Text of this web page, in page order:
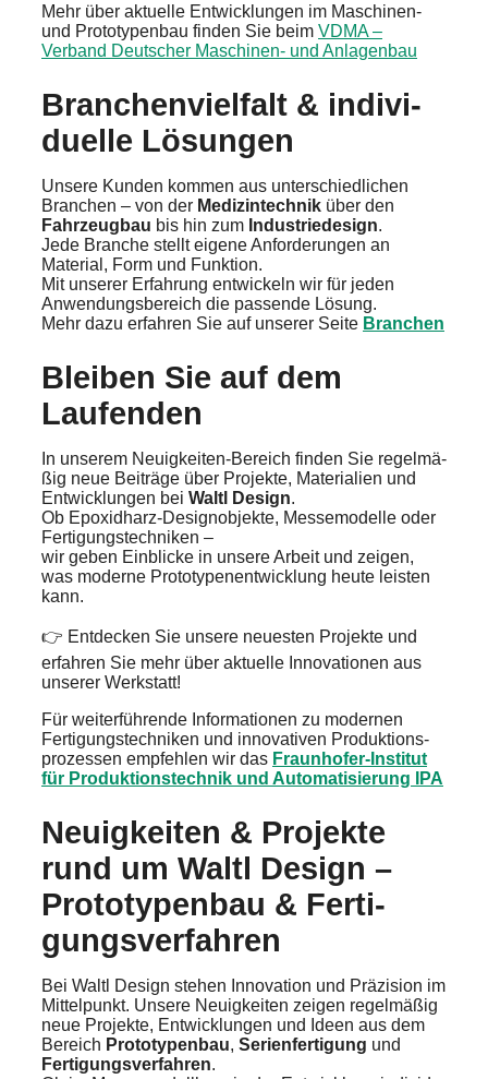
Mehr über aktuel­le Entwick­lun­gen im Maschi­nen-
und Proto­ty­pen­bau finden Sie beim VDMA –
Verband Deutscher Maschi­nen- und Anlagen­bau
Branchen­viel­falt & indivi­
du­el­le Lösun­gen
Unsere Kunden kommen aus unter­schied­li­chen
Branchen – von der Medizin­tech­nik über den
Fahrzeug­bau bis hin zum Indus­trie­de­sign.
Jede Branche stellt eigene Anfor­de­run­gen an
Materi­al, Form und Funkti­on.
Mit unserer Erfah­rung entwi­ckeln wir für jeden
Anwen­dungs­be­reich die passen­de Lösung.
Mehr dazu erfah­ren Sie auf unserer Seite Branchen
Bleiben Sie auf dem
Laufen­den
In unserem Neuig­kei­ten-Bereich finden Sie regel­mä­
ßig neue Beiträ­ge über Projek­te, Materia­li­en und
Entwick­lun­gen bei Waltl Design.
Ob Epoxid­harz-Design­ob­jek­te, Messe­mo­del­le oder
Ferti­gungs­tech­ni­ken –
wir geben Einbli­cke in unsere Arbeit und zeigen,
was moderne Proto­ty­pen­ent­wick­lung heute leisten
kann.
👉 Entde­cken Sie unsere neues­ten Projek­te und
erfah­ren Sie mehr über aktuel­le Innova­tio­nen aus
unserer Werkstatt!
Für weiter­füh­ren­de Infor­ma­tio­nen zu moder­nen
Ferti­gungs­tech­ni­ken und innova­ti­ven Produk­ti­ons­
pro­zes­sen empfeh­len wir das Fraun­ho­fer-Insti­tut
für Produk­ti­ons­tech­nik und Automa­ti­sie­rung IPA
Neuig­kei­ten & Projek­te
rund um Waltl Design –
Proto­ty­pen­bau & Ferti­
gungs­ver­fah­ren
Bei Waltl Design stehen Innova­ti­on und Präzi­si­on im
Mittel­punkt. Unsere Neuig­kei­ten zeigen regel­mä­ßig
neue Projek­te, Entwick­lun­gen und Ideen aus dem
Bereich Proto­ty­pen­bau, Serien­fer­ti­gung und
Ferti­gungs­ver­fah­ren.